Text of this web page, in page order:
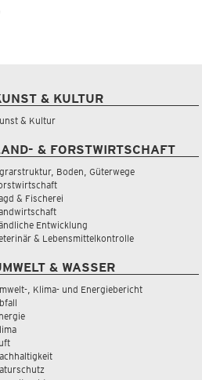
& KULTUR
& Kultur
& FORSTWIRTSCHAFT
Boden, Güterwege
& Fischerei
Entwicklung
& Lebensmittelkontrolle
& WASSER
, Klima- und Energiebericht